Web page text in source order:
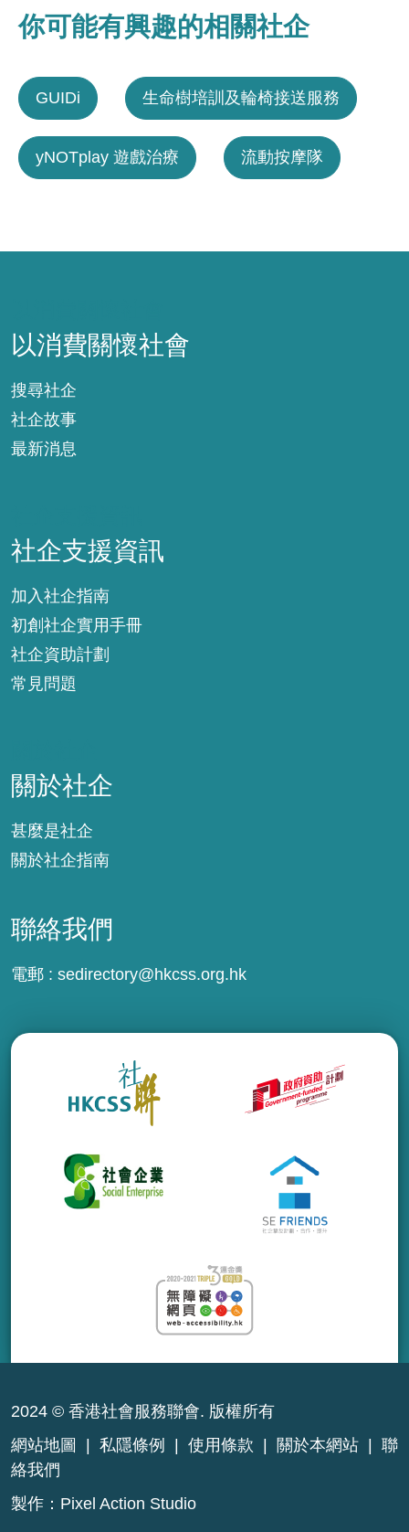
你可能有興趣的相關社企
GUIDi 生命樹培訓及輪椅接送服務
yNOTplay 遊戲治療 流動按摩隊
以消費關懷社會
搜尋社企
社企故事
最新消息
社企支援資訊
加入社企指南
初創社企實用手冊
社企資助計劃
常見問題
關於社企
甚麼是社企
關於社企指南
聯絡我們
電郵 : sedirectory@hkcss.org.hk
2024 © 香港社會服務聯會. 版權所有
網站地圖
私隱條例 使用條款 關於本網站
聯
絡我們
製作： Pixel Action Studio